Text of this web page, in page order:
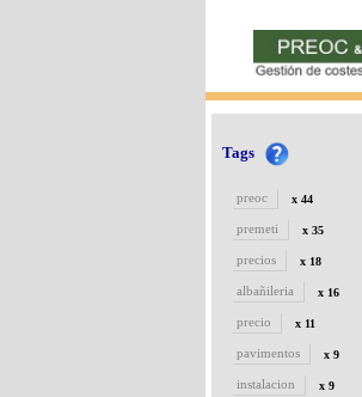
Tags
preoc x 44
premeti x 35
precios x 18
albañileria x 16
precio x 11
pavimentos x 9
instalacion x 9